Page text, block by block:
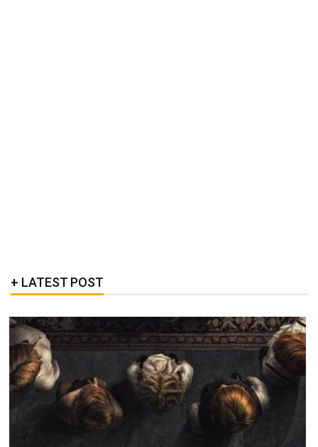
LATEST POST